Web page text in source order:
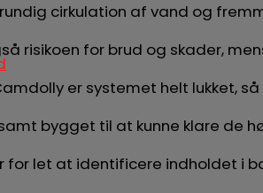
cirkulation af vand og
risikoen for brud og skader,
er systemet helt lukket,
bygget til at kunne klare de
for let at identificere indholdet i